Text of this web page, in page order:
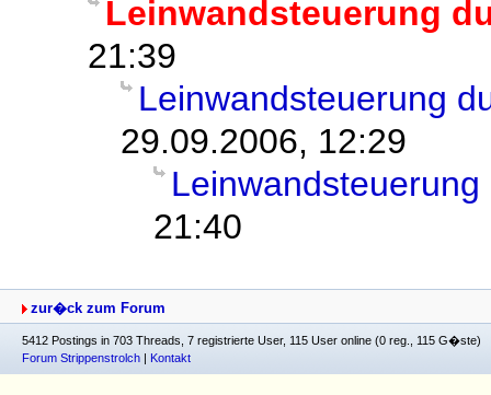
Leinwandsteuerung
21:39
Leinwandsteuerung
29.09.2006, 12:29
21:40
zur�ck zum Forum
5412 Postings in 703 Threads, 7 registrierte User, 115 User online (0 reg., 115 G�ste)
Forum Strippenstrolch | Kontakt